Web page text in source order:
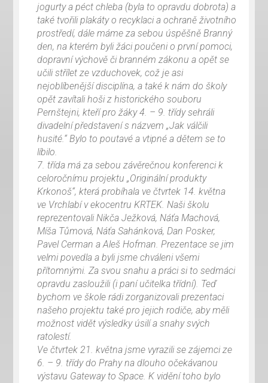
jogurty a péct chleba (byla to opravdu dobrota) a
také tvořili plakáty o recyklaci a ochraně životního
prostředí, dále máme za sebou úspěšně Branný
den, na kterém byli žáci poučeni o první pomoci,
dopravní výchově či branném zákonu a opět se
učili střílet ze vzduchovek, což je asi
nejoblíbenější disciplína, a také k nám do školy
opět zavítali hoši z historického souboru
Pernštejni, kteří pro žáky 4. – 9. třídy sehráli
divadelní představení s názvem „Jak válčili
husité.“ Bylo to poutavé a vtipné a dětem se to
líbilo.
7. třída má za sebou závěrečnou konferenci k
celoročnímu projektu „Originální produkty
Krkonoš“, která probíhala ve čtvrtek 14. května
ve Vrchlabí v ekocentru KRTEK. Naši školu
reprezentovali Nikča Ježková, Náťa Machová,
Míša Tůmová, Náťa Sahánková, Dan Posker,
Pavel Cerman a Aleš Hofman. Prezentace se jim
velmi povedla a byli jsme chváleni všemi
přítomnými. Za svou snahu a práci si to sedmáci
opravdu zasloužili (i paní učitelka třídní). Teď
bychom ve škole rádi zorganizovali prezentaci
našeho projektu také pro jejich rodiče, aby měli
možnost vidět výsledky úsilí a snahy svých
ratolestí.
Ve čtvrtek 21. května jsme vyrazili se zájemci ze
6. – 9. třídy do Prahy na dlouho očekávanou
výstavu Gateway to Space. K vidění toho bylo